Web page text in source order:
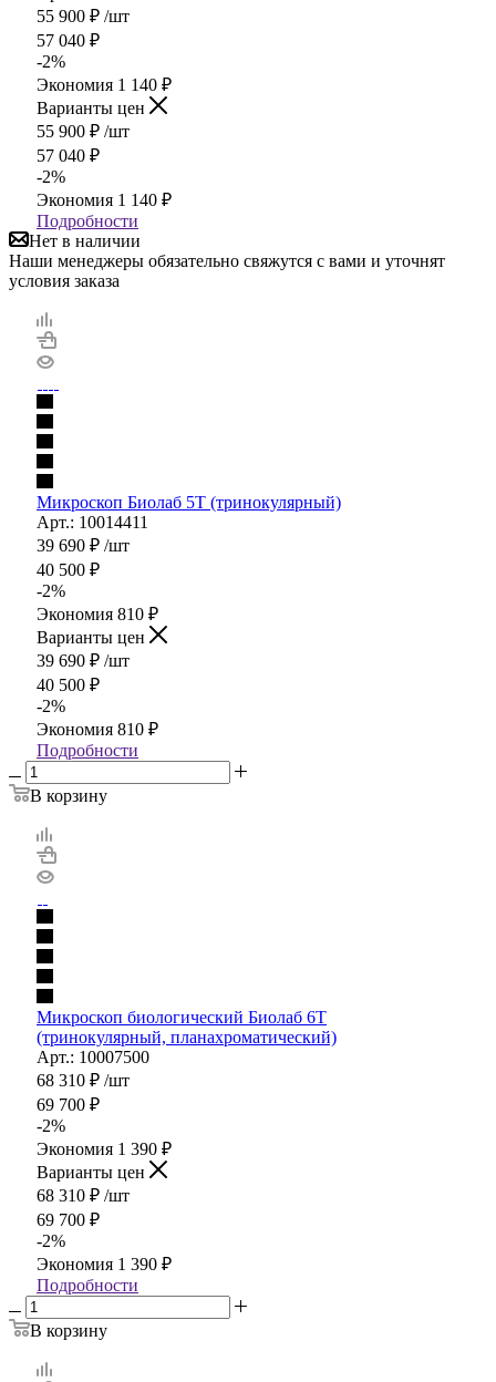
55 900 ₽ /шт
57 040 ₽
-2%
Экономия 1 140 ₽
Варианты цен
55 900 ₽ /шт
57 040 ₽
-2%
Экономия 1 140 ₽
Подробности
Нет в наличии
Наши менеджеры обязательно свяжутся с вами и уточнят
условия заказа
Микроскоп Биолаб 5T (тринокулярный)
Арт.: 10014411
39 690 ₽ /шт
40 500 ₽
-2%
Экономия 810 ₽
Варианты цен
39 690 ₽ /шт
40 500 ₽
-2%
Экономия 810 ₽
Подробности
В корзину
Микроскоп биологический Биолаб 6Т
(тринокулярный, планахроматический)
Арт.: 10007500
68 310 ₽ /шт
69 700 ₽
-2%
Экономия 1 390 ₽
Варианты цен
68 310 ₽ /шт
69 700 ₽
-2%
Экономия 1 390 ₽
Подробности
В корзину